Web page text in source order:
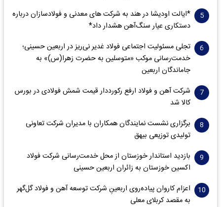
*ایالت اودیشا در هند به شرکت های معدنی و فولادسازان درباره
دستکاری عیار سنگ‌آهن هشدار داد*
تجلی مسئولیت اجتماعی فولاد غدیر نی‌ریز در اربعین حسینی؛
خدمت‌رسانی موکب «متوسلین به حضرت زهرا(س)» به
جاماندگان اربعین
شرکت آهن و فولاد ارفع رکورددار قیمت شمش فولادی در بورس
کالا شد
برگزاری نشست نمایندگان همکاران با مدیران شرکت تعاونی
تولیدی توزیعی بیهق
بازدید استاندار خوزستان از محل خدمت‌رسانی شرکت فولاد
اکسین خوزستان به زائران اربعین حسینی
اعزام کاروان پیاده‌روی اربعینِ شرکت توسعه آهن و فولاد گل‌گهر
به مقصد کربلای معلی